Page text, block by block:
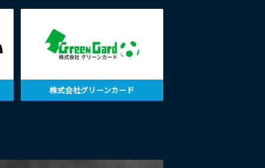
株式会社グリーンカード